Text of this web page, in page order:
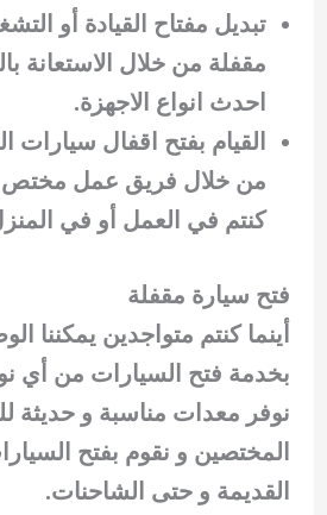
تبديل مفتاح القيادة أو
مقفلة من خلال الاستعانة
احدث انواع الاجهزة.
القيام بفتح اقفال سيارات
من خلال فريق عمل مختص
كنتم في العمل أو في
فتح سيارة مقفلة
أينما كنتم متواجدين يمكننا
بخدمة فتح السيارات من أي
نوفر معدات مناسبة و حديثة
المختصين و نقوم بفتح
القديمة و حتى الشاحنات.